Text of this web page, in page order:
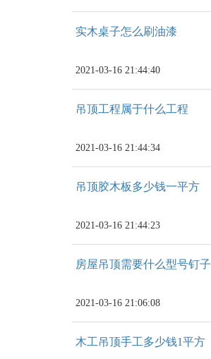
实木桌子怎么刷油漆
2021-03-16 21:44:40
吊顶工程属于什么工程
2021-03-16 21:44:34
吊顶胶木板多少钱一平方
2021-03-16 21:44:23
房屋吊顶需要什么型号钉子
2021-03-16 21:06:08
木工吊顶手工多少钱1平方